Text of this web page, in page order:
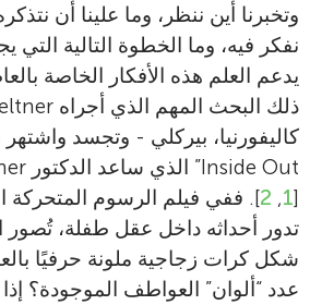
وتخبرنا أين ننظر، وما علينا أن
نفكر فيه، وما الخطوة التالية التي
يدعم العلم هذه الأفكار الخاصة
كاليفورنيا، بيركلي - وتجسد
[
1
,
2]. ففي فيلم الرسوم المتحركة
تدور أحداثه داخل عقل طفلة، تُصور
شكل كرات زجاجية ملونة حرفيًا
عدد “ألوان” العواطف الموجودة؟